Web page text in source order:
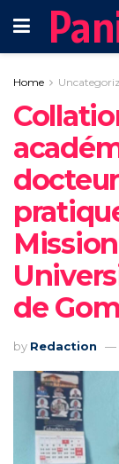
Home
de
by Redaction